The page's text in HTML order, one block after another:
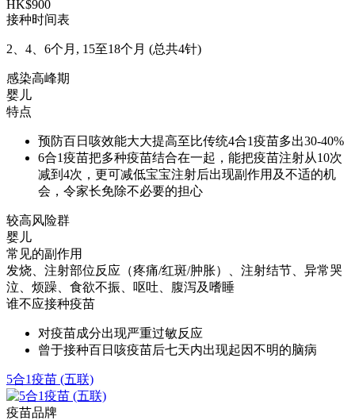
HK$900
接种时间表
2、4、6个月, 15至18个月 (总共4针)
感染高峰期
婴儿
特点
预防百日咳效能大大提高至比传统4合1疫苗多出30-40%
6合1疫苗把多种疫苗结合在一起，能把疫苗注射从10次
减到4次，更可减低宝宝注射后出现副作用及不适的机
会，令家长免除不必要的担心
较高风险群
婴儿
常见的副作用
发烧、注射部位反应（疼痛/红斑/肿胀）、注射结节、异常哭
泣、烦躁、食欲不振、呕吐、腹泻及嗜睡
谁不应接种疫苗
对疫苗成分出现严重过敏反应
曾于接种百日咳疫苗后七天内出现起因不明的脑病
5合1疫苗 (五联)
疫苗品牌